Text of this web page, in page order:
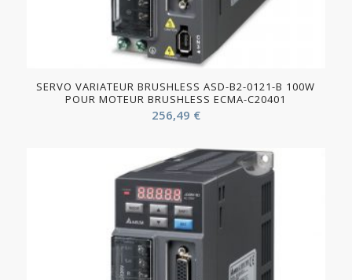
SERVO VARIATEUR BRUSHLESS ASD-B2-0121-B 100W
POUR MOTEUR BRUSHLESS ECMA-C20401
256,49 €